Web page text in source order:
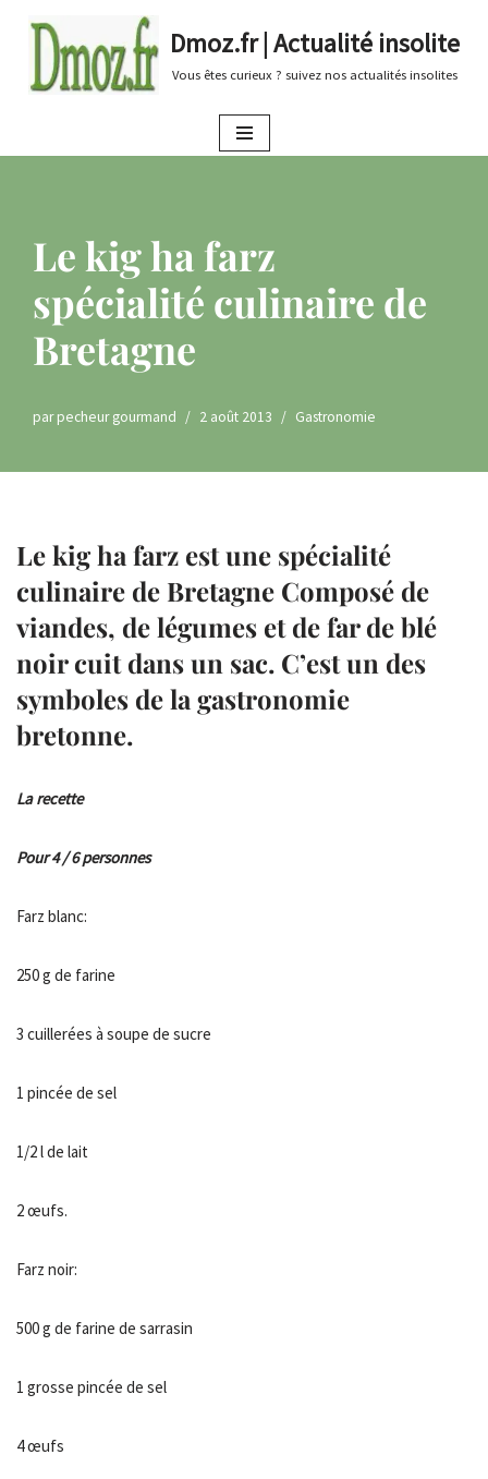
au
Dmoz.fr | Actualité insolite
Vous êtes curieux ? suivez nos actualités insolites
Le kig ha farz
spécialité culinaire de
Bretagne
parpecheur gourmand 2 août 2013 Gastronomie
Le kig ha farz est une spécialité
culinaire de Bretagne Composé de
viandes, de légumes et de far de blé
noir cuit dans un sac. C’est un des
symboles de la gastronomie
bretonne.
La recette
Pour 4 / 6 personnes
Farz blanc:
250 g de farine
3 cuillerées à soupe de sucre
1 pincée de sel
1/2 l de lait
2 œufs.
Farz noir:
500 g de farine de sarrasin
1 grosse pincée de sel
4 œufs